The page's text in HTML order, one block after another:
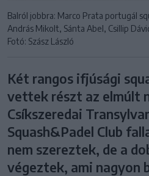
Balról jobbra: Marco Prata portugál
András Mikolt, Sánta Abel, Csillip
Fotó: Szász László
Két rangos ifjúsági
vettek részt az elmúlt
Csíkszeredai
Squash&Padel Club
nem szereztek, de a
végeztek, ami nagyon